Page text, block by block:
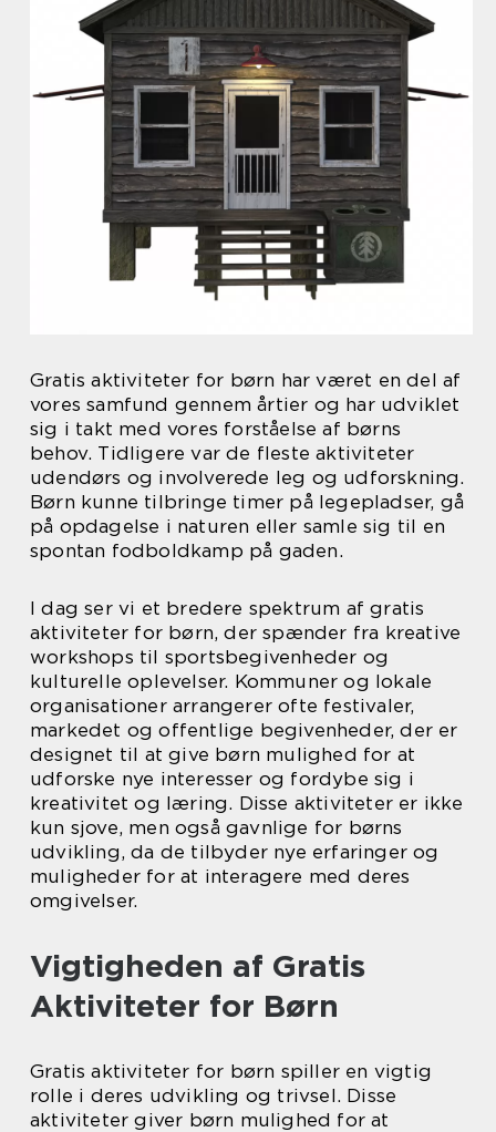
Gratis aktiviteter for børn har været en del af
vores samfund gennem årtier og har udviklet
sig i takt med vores forståelse af børns
behov. Tidligere var de fleste aktiviteter
udendørs og involverede leg og udforskning.
Børn kunne tilbringe timer på legepladser, gå
på opdagelse i naturen eller samle sig til en
spontan fodboldkamp på gaden.
I dag ser vi et bredere spektrum af gratis
aktiviteter for børn, der spænder fra kreative
workshops til sportsbegivenheder og
kulturelle oplevelser. Kommuner og lokale
organisationer arrangerer ofte festivaler,
markedet og offentlige begivenheder, der er
designet til at give børn mulighed for at
udforske nye interesser og fordybe sig i
kreativitet og læring. Disse aktiviteter er ikke
kun sjove, men også gavnlige for børns
udvikling, da de tilbyder nye erfaringer og
muligheder for at interagere med deres
omgivelser.
Vigtigheden af Gratis
Aktiviteter for Børn
Gratis aktiviteter for børn spiller en vigtig
rolle i deres udvikling og trivsel. Disse
aktiviteter giver børn mulighed for at